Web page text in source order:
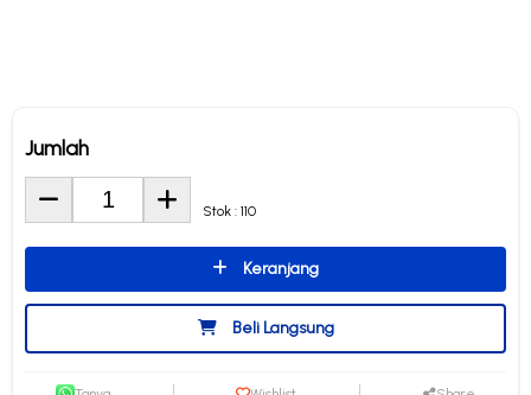
Jumlah
Stok : 110
Keranjang
Beli Langsung